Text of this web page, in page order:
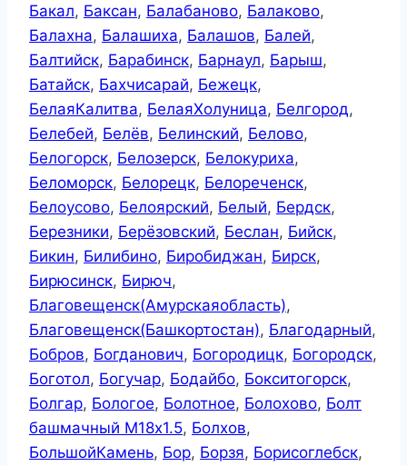
Бакал, Баксан, Балабаново, Балаково,
Балахна, Балашиха, Балашов, Балей,
Балтийск, Барабинск, Барнаул, Барыш,
Батайск, Бахчисарай, Бежецк,
БелаяКалитва, БелаяХолуница, Белгород,
Белебей, Белёв, Белинский, Белово,
Белогорск, Белозерск, Белокуриха,
Беломорск, Белорецк, Белореченск,
Белоусово, Белоярский, Белый, Бердск,
Березники, Берёзовский, Беслан, Бийск,
Бикин, Билибино, Биробиджан, Бирск,
Бирюсинск, Бирюч,
Благовещенск(Амурскаяобласть),
Благовещенск(Башкортостан), Благодарный,
Бобров, Богданович, Богородицк, Богородск,
Боготол, Богучар, Бодайбо, Бокситогорск,
Болгар, Бологое, Болотное, Болохово, Болт
башмачный М18х1.5, Болхов,
БольшойКамень, Бор, Борзя, Борисоглебск,